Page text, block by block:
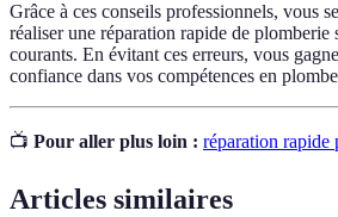
Grâce à ces conseils professionnels, vous
réaliser une réparation rapide de plomberie
courants. En évitant ces erreurs, vous
confiance dans vos compétences en
📺 Pour aller plus loin : réparation rapide
Articles similaires